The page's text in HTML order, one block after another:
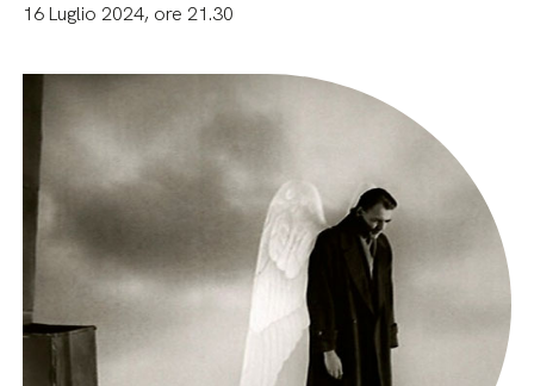
16 Luglio 2024, ore 21.30